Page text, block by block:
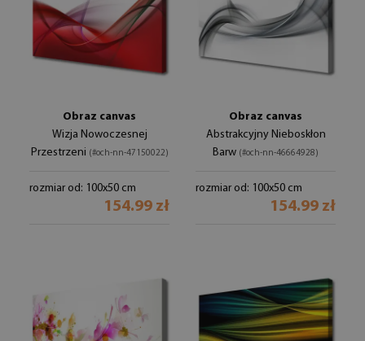
Obraz canvas
Wizja Nowoczesnej
Przestrzeni (#och-nn-47150022)
rozmiar od: 100x50 cm
154.99 zł
Obraz canvas
Abstrakcyjny Nieboskłon
Barw (#och-nn-46664928)
rozmiar od: 100x50 cm
154.99 zł